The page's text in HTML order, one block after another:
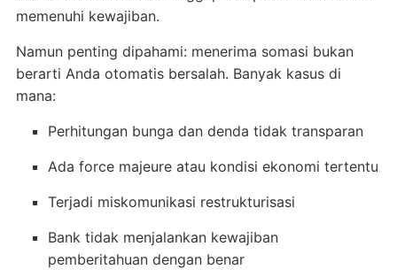
memenuhi kewajiban.
Namun penting dipahami: menerima somasi bukan
berarti Anda otomatis bersalah. Banyak kasus di
mana:
Perhitungan bunga dan denda tidak transparan
Ada force majeure atau kondisi ekonomi tertentu
Terjadi miskomunikasi restrukturisasi
Bank tidak menjalankan kewajiban
pemberitahuan dengan benar